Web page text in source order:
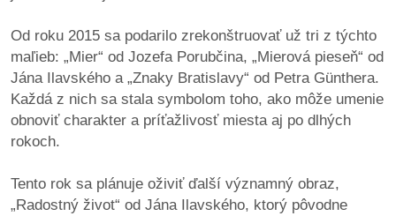
stavebné
konania
Od roku 2015 sa podarilo zrekonštruovať už tri z týchto
maľieb: „Mier“ od Jozefa Porubčina, „Mierová pieseň“ od
Jána Ilavského a „Znaky Bratislavy“ od Petra Günthera.
Každá z nich sa stala symbolom toho, ako môže umenie
obnoviť charakter a príťažlivosť miesta aj po dlhých
rokoch.
Tento rok sa plánuje oživiť ďalší významný obraz,
„Radostný život“ od Jána Ilavského, ktorý pôvodne